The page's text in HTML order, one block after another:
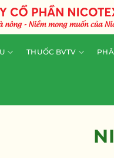
THUỐC BVTV